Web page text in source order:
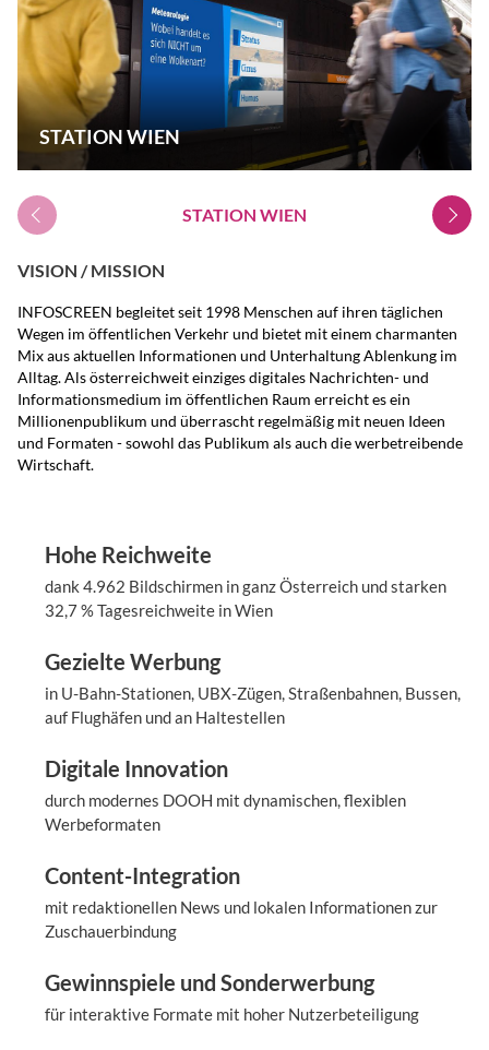
STATION WIEN
STATION WIEN
VISION / MISSION
INFOSCREEN begleitet seit 1998 Menschen auf ihren täglichen
Wegen im öffentlichen Verkehr und bietet mit einem charmanten
Mix aus aktuellen Informationen und Unterhaltung Ablenkung im
Alltag. Als österreichweit einziges digitales Nachrichten- und
Informationsmedium im öffentlichen Raum erreicht es ein
Millionenpublikum und überrascht regelmäßig mit neuen Ideen
und Formaten - sowohl das Publikum als auch die werbetreibende
Wirtschaft.
Hohe Reichweite
dank 4.962 Bildschirmen in ganz Österreich und starken
32,7 % Tagesreichweite in Wien
Gezielte Werbung
in U-Bahn-Stationen, UBX-Zügen, Straßenbahnen, Bussen,
auf Flughäfen und an Haltestellen
Digitale Innovation
durch modernes DOOH mit dynamischen, flexiblen
Werbeformaten
Content-Integration
mit redaktionellen News und lokalen Informationen zur
Zuschauerbindung
Gewinnspiele und Sonderwerbung
für interaktive Formate mit hoher Nutzerbeteiligung